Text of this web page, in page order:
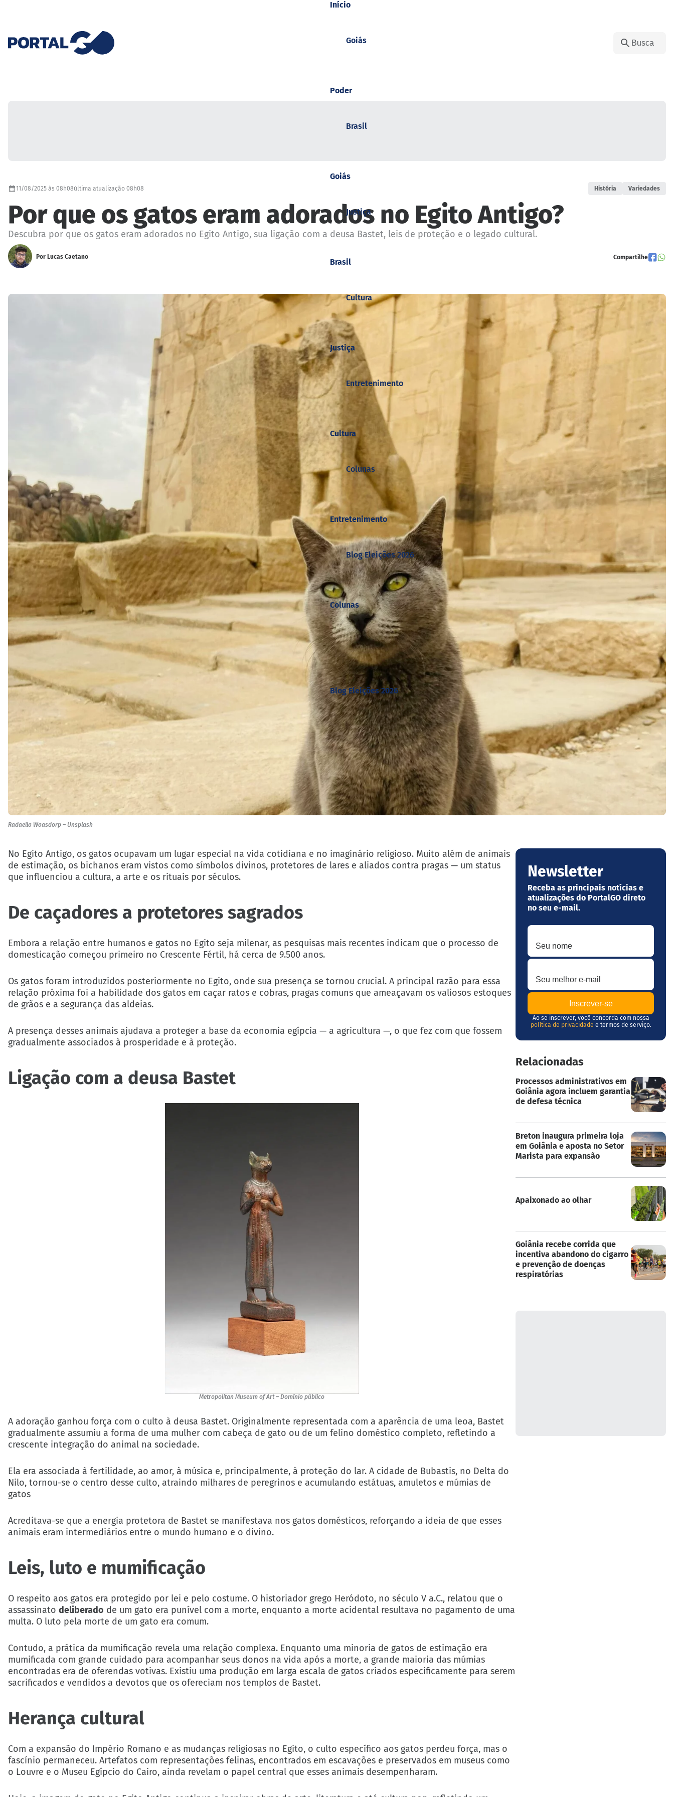
Goiás
Brasil
Justiça
Cultura
Entretenimento
Colunas
Blog Eleições 2026
Início
Poder
Goiás
Brasil
Justiça
Cultura
Entretenimento
Colunas
Blog Eleições 2026
11/08/2025 às 08h08última atualização 08h08 História Variedades
Por que os gatos eram adorados no Egito Antigo?
Descubra por que os gatos eram adorados no Egito Antigo, sua ligação com a deusa Bastet, leis de proteção e o legado cultural.
Por Lucas Caetano Compartilhe
Radaella Waasdorp – Unsplash
No Egito Antigo, os gatos ocupavam um lugar especial na vida cotidiana e no imaginário religioso. Muito além de animais
de estimação, os bichanos eram vistos como símbolos divinos, protetores de lares e aliados contra pragas — um status
que influenciou a cultura, a arte e os rituais por séculos.
De caçadores a protetores sagrados
Embora a relação entre humanos e gatos no Egito seja milenar, as pesquisas mais recentes indicam que o processo de
domesticação começou primeiro no Crescente Fértil, há cerca de 9.500 anos.
Os gatos foram introduzidos posteriormente no Egito, onde sua presença se tornou crucial. A principal razão para essa
relação próxima foi a habilidade dos gatos em caçar ratos e cobras, pragas comuns que ameaçavam os valiosos estoques
de grãos e a segurança das aldeias.
A presença desses animais ajudava a proteger a base da economia egípcia — a agricultura —, o que fez com que fossem
gradualmente associados à prosperidade e à proteção.
Ligação com a deusa Bastet
Metropolitan Museum of Art – Domínio público
A adoração ganhou força com o culto à deusa Bastet. Originalmente representada com a aparência de uma leoa, Bastet
gradualmente assumiu a forma de uma mulher com cabeça de gato ou de um felino doméstico completo, refletindo a
crescente integração do animal na sociedade.
Ela era associada à fertilidade, ao amor, à música e, principalmente, à proteção do lar. A cidade de Bubastis, no Delta do
Nilo, tornou-se o centro desse culto, atraindo milhares de peregrinos e acumulando estátuas, amuletos e múmias de
gatos
Acreditava-se que a energia protetora de Bastet se manifestava nos gatos domésticos, reforçando a ideia de que esses
animais eram intermediários entre o mundo humano e o divino.
Leis, luto e mumificação
O respeito aos gatos era protegido por lei e pelo costume. O historiador grego Heródoto, no século V a.C., relatou que o
assassinato deliberado de um gato era punível com a morte, enquanto a morte acidental resultava no pagamento de uma
multa. O luto pela morte de um gato era comum.
Contudo, a prática da mumificação revela uma relação complexa. Enquanto uma minoria de gatos de estimação era
mumificada com grande cuidado para acompanhar seus donos na vida após a morte, a grande maioria das múmias
encontradas era de oferendas votivas. Existiu uma produção em larga escala de gatos criados especificamente para serem
sacrificados e vendidos a devotos que os ofereciam nos templos de Bastet.
Herança cultural
Com a expansão do Império Romano e as mudanças religiosas no Egito, o culto específico aos gatos perdeu força, mas o
fascínio permaneceu. Artefatos com representações felinas, encontrados em escavações e preservados em museus como
o Louvre e o Museu Egípcio do Cairo, ainda revelam o papel central que esses animais desempenharam.
Newsletter
Receba as principais notícias e
atualizações do PortalGO direto
no seu e-mail.
Seu nome
Seu melhor e-mail
Ao se inscrever, você concorda com nossa
política de privacidade e termos de serviço.
Relacionadas
Processos administrativos em
Goiânia agora incluem garantia
de defesa técnica
Breton inaugura primeira loja
em Goiânia e aposta no Setor
Marista para expansão
Apaixonado ao olhar
Goiânia recebe corrida que
incentiva abandono do cigarro
e prevenção de doenças
respiratórias